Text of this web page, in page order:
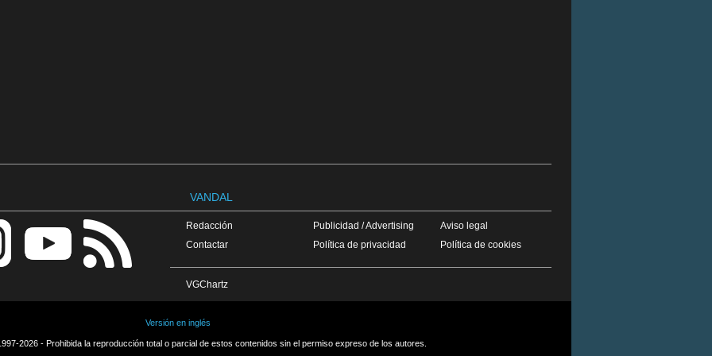
VANDAL
Redacción
Contactar
Publicidad / Advertising
Política de privacidad
Aviso legal
Política de cookies
VGChartz
Versión en inglés
2026 - Prohibida la reproducción total o parcial de estos contenidos sin el permiso expreso de los autores.